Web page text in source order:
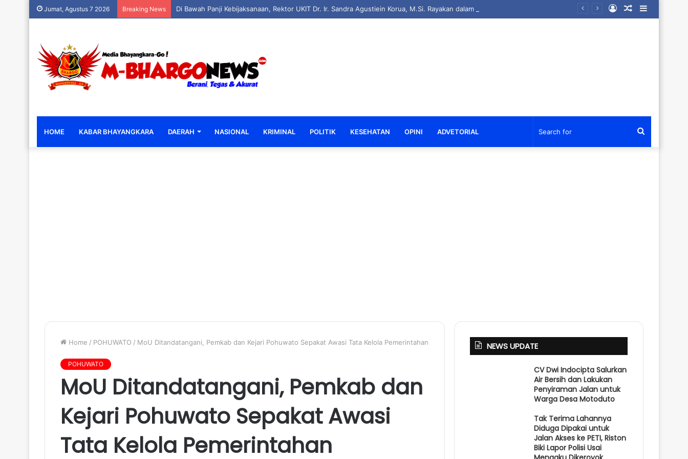
Jumat, Agustus 7 2026 Breaking News
Random
Log
HOME KABAR BHAYANGKARA DAERAH NASIONAL KRIMINAL POLITIK KESEHATAN OPINI ADVETORIAL
Home / POHUWATO / MoU Ditandatangani, Pemkab dan Kejari Pohuwato Sepakat Awasi Tata Kelola Pemerintahan
POHUWATO
MoU Ditandatangani, Pemkab dan
Kejari Pohuwato Sepakat Awasi
Tata Kelola Pemerintahan
NEWS UPDATE
CV Dwi Indocipta Salurkan
Air Bersih dan Lakukan
Penyiraman Jalan untuk
Warga Desa Motoduto
Tak Terima Lahannya
Diduga Dipakai untuk
Jalan Akses ke PETI, Riston
Biki Lapor Polisi Usai